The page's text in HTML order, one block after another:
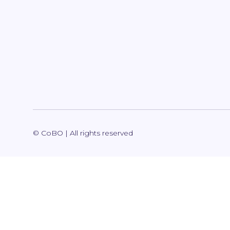
© CoBO | All rights reserved